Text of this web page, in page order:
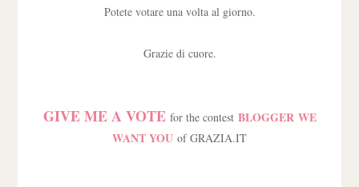
Potete votare una volta al giorno.
Grazie di cuore.
GIVE ME A VOTEfor the contest BLOGGER WE
WANT YOU of GRAZIA.IT